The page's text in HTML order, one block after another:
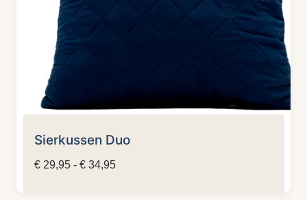
Sierkussen Duo
€29,95 - €34,95Prijsklasse: